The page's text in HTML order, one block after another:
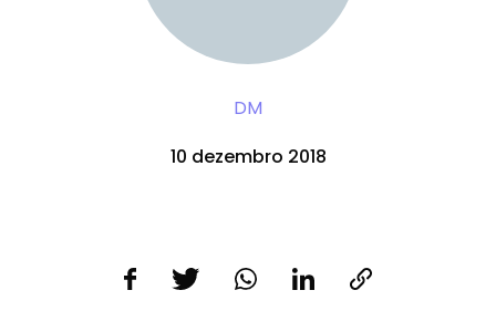
DM
10 dezembro 2018